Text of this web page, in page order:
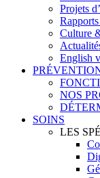
Projets
Culture
English
NOS
SOINS
LES